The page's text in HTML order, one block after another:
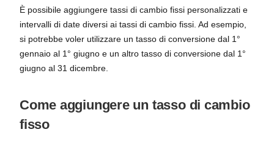
È possibile aggiungere tassi di cambio fissi personalizzati e
intervalli di date diversi ai tassi di cambio fissi. Ad esempio,
si potrebbe voler utilizzare un tasso di conversione dal 1°
gennaio al 1° giugno e un altro tasso di conversione dal 1°
giugno al 31 dicembre.
Come aggiungere un tasso di cambio
fisso